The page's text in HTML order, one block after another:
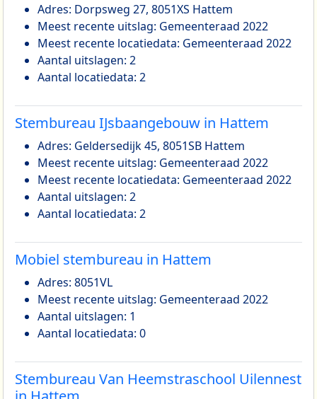
Adres: Dorpsweg 27, 8051XS Hattem
Meest recente uitslag: Gemeenteraad 2022
Meest recente locatiedata: Gemeenteraad 2022
Aantal uitslagen: 2
Aantal locatiedata: 2
Stembureau IJsbaangebouw in Hattem
Adres: Geldersedijk 45, 8051SB Hattem
Meest recente uitslag: Gemeenteraad 2022
Meest recente locatiedata: Gemeenteraad 2022
Aantal uitslagen: 2
Aantal locatiedata: 2
Mobiel stembureau in Hattem
Adres: 8051VL
Meest recente uitslag: Gemeenteraad 2022
Aantal uitslagen: 1
Aantal locatiedata: 0
Stembureau Van Heemstraschool Uilennest